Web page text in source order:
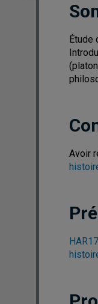
Étude
Avoir